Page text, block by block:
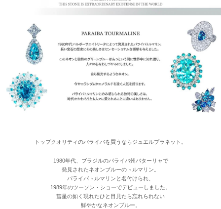
トップクオリティのパライバを買うならジュエルプラネット。
1980年代、ブラジルのパライバ州バターリャで
発見されたネオンブルーのトルマリン。
パライバトルマリンと名付けられ、
1989年のツーソン・ショーでデビューしました。
彗星の如く現れたひと目見たら忘れられない
鮮やかなネオンブルー。